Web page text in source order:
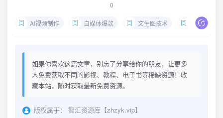
0
AI视频制作 自媒体爆款 文生图技术 视频剪辑
如果你喜欢这篇文章，别忘了分享给你的朋友，让更多
人免费获取不同的影视、教程、电子书等稀缺资源！收
藏本站，随时获取最新免费资源。
版权属于：
智汇资源库【zhzyk.vip】